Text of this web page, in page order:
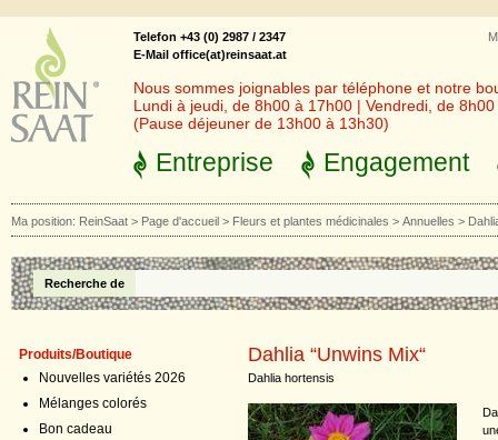
Telefon +43 (0) 2987 / 2347
E-Mail office(at)reinsaat.at
Nous sommes joignables par téléphone et notre
Lundi à jeudi, de 8h00 à 17h00 | Vendredi, de
(Pause déjeuner de 13h00 à 13h30)
Entreprise Engagement
Ma position: ReinSaat > Page d'accueil > Fleurs et plantes médicinales > Annuelles >
Recherche de
Produits/Boutique
Nouvelles variétés 2026
Mélanges colorés
Bon cadeau
Dahlia “Unwins Mix“
Dahlia hortensis